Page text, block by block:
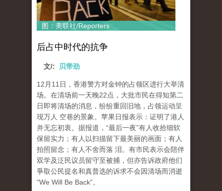
图：美联社/Reporters
后占中时代的抗争
文/: 贝带劲
12月11日，香港警方对金钟的占领区进行大举清
场。在清场前一天晚22点，大批市民在得知第二
日即将清场的消息，纷纷重回旧地，占领运动呈
现万人 空巷的景象。苹果日报表示：证明了港人
并无忘初衷。据报道，“最后一夜”有人收拾细软
保留实力；有人以扫描留下最美丽的画面；有人
拍照留念；有人不舍而落 泪。有市民表示会陪伴
双学及泛民议员留守至被捕，但亦告诉政府他们
爭取公民提名和真普选的诉求不会因清场而消逝
“We Will Be Back”。